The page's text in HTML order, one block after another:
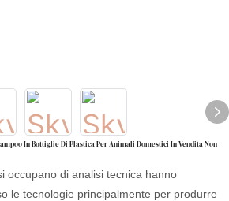
In Bottiglie Di Plastica Per Animali Domestici In Vendita Non
occupano di analisi tecnica hanno
le tecnologie principalmente per produrre